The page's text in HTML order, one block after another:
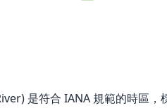
是符合 IANA 規範的時區